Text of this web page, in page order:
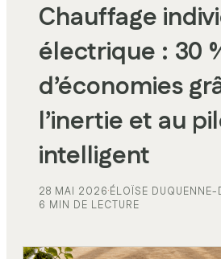
Chauffage
électrique : 30
d’économies
l’inertie et au
intelligent
28 MAI 2026·ÉLOÏSE DUQUENNE-
6 MIN DE LECTURE